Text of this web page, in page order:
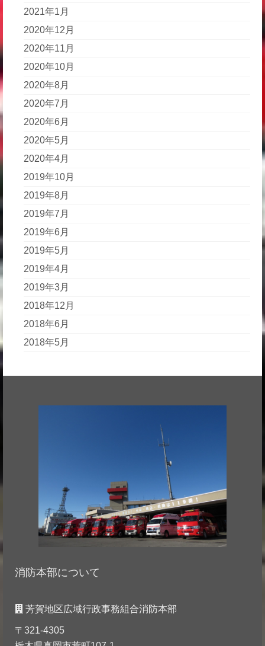
2021年1月
2020年12月
2020年11月
2020年10月
2020年8月
2020年7月
2020年6月
2020年5月
2020年4月
2019年10月
2019年8月
2019年7月
2019年6月
2019年5月
2019年4月
2019年3月
2018年12月
2018年6月
2018年5月
消防本部について
芳賀地区広域行政事務組合消防本部
〒321-4305